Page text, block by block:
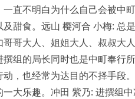
直不明白为什么自己会被中
甜食。远山 樱河合 小梅: 总
哥大人、姐姐大人、叔叔
组的局长同时也是中町奉行
，也经常为达目的不择手段
大乐趣。冲田 紫乃: 进撰组